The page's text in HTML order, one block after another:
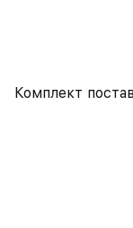
Комплект